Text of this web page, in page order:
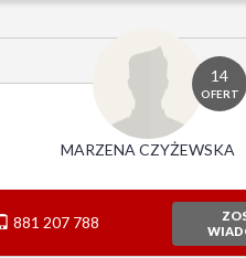
14
OFERT
MARZENA CZYŻEWSKA
881 207 788